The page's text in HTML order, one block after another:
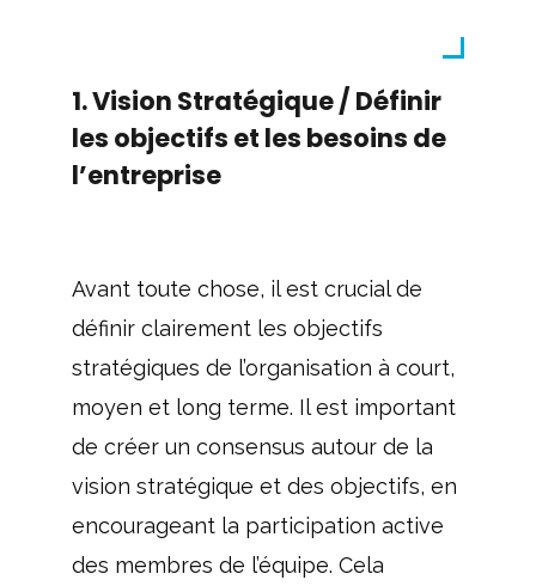
1. Vision Stratégique / Définir
les objectifs et les besoins de
l’entreprise
Avant toute chose, il est crucial de
définir clairement les objectifs
stratégiques de l’organisation à court,
moyen et long terme. Il est important
de créer un consensus autour de la
vision stratégique et des objectifs, en
encourageant la participation active
des membres de l’équipe. Cela